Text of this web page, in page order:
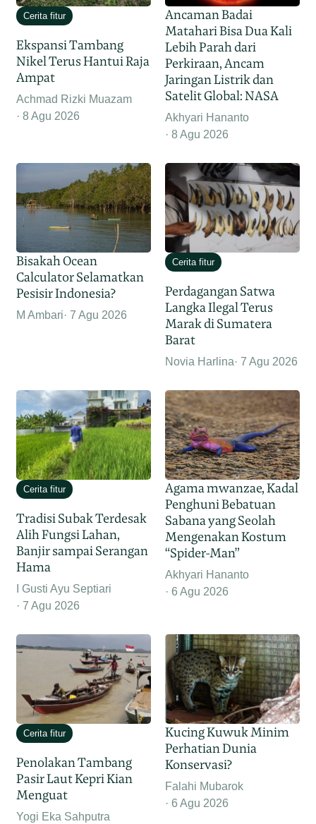
Cerita fitur
Ekspansi Tambang
Nikel Terus Hantui Raja
Ampat
Achmad Rizki Muazam
8 Agu 2026
Ancaman Badai
Matahari Bisa Dua Kali
Lebih Parah dari
Perkiraan, Ancam
Jaringan Listrik dan
Satelit Global: NASA
Akhyari Hananto
8 Agu 2026
Bisakah Ocean
Calculator Selamatkan
Pesisir Indonesia?
M Ambari 7 Agu 2026
Cerita fitur
Perdagangan Satwa
Langka Ilegal Terus
Marak di Sumatera
Barat
Novia Harlina 7 Agu 2026
Cerita fitur
Tradisi Subak Terdesak
Alih Fungsi Lahan,
Banjir sampai Serangan
Hama
I Gusti Ayu Septiari
7 Agu 2026
Agama mwanzae, Kadal
Penghuni Bebatuan
Sabana yang Seolah
Mengenakan Kostum
“Spider-Man”
Akhyari Hananto
6 Agu 2026
Cerita fitur
Penolakan Tambang
Pasir Laut Kepri Kian
Menguat
Yogi Eka Sahputra
Kucing Kuwuk Minim
Perhatian Dunia
Konservasi?
Falahi Mubarok
6 Agu 2026